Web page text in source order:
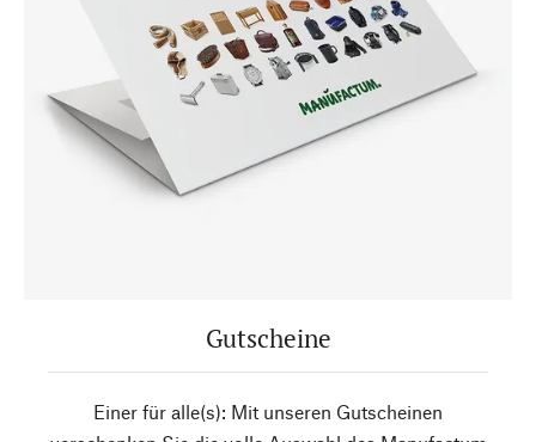
Gutscheine
Einer für alle(s): Mit unseren Gutscheinen